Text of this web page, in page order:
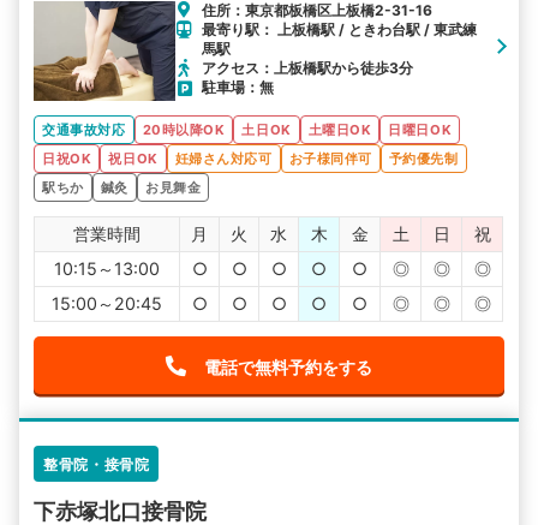
住所：東京都板橋区上板橋2-31-16
最寄り駅： 上板橋駅 / ときわ台駅 / 東武練
馬駅
アクセス：上板橋駅から徒歩3分
駐車場：無
交通事故対応 20時以降OK 土日OK 土曜日OK
日曜日OK
日祝OK
祝日OK 妊婦さん対応可 お子様同伴可
予約優先制
駅ちか
鍼灸 お見舞金
営業時間 月 火 水 木 金 土 日
祝
10:15～13:00
○ ○ ○ ○ ○ ◎ ◎
◎
15:00～20:45
○ ○ ○ ○ ○ ◎ ◎ ◎
電話で無料予約をする
整骨院・接骨院
下赤塚北口接骨院